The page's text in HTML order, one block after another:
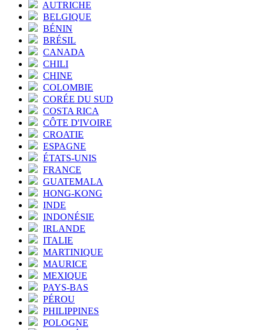
AUTRICHE
BELGIQUE
BÉNIN
BRÉSIL
CANADA
CHILI
CHINE
COLOMBIE
CORÉE DU SUD
COSTA RICA
CÔTE D'IVOIRE
CROATIE
ESPAGNE
ÉTATS-UNIS
FRANCE
GUATEMALA
HONG-KONG
INDE
INDONÉSIE
IRLANDE
ITALIE
MARTINIQUE
MAURICE
MEXIQUE
PAYS-BAS
PÉROU
PHILIPPINES
POLOGNE